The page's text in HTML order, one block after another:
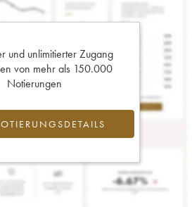
und unlimitierter Zugang
von mehr als 150.000
Notierungen